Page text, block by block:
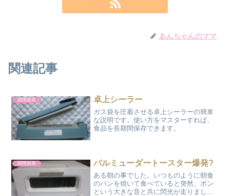
あんちゃんのママ
関連記事
調理器具 卓上シーラー
ガス袋を圧着させる卓上シーラーの簡単
な説明です。使い方をマスターすれば、
食品を長期間保存できます。
調理器具 バルミューダートースター爆発?
ある朝の事でした。いつものように朝食
のパンを焼いて食べていると突然、ボン
という大きな音と共に閃光が走りまし